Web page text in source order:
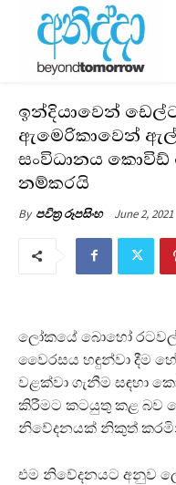
ඉන්දියාවෙන්
ඇමෙරිකාවෙන්
සංවිධානය කොවිඩ්
නම්කරයි
By පවිත්‍ර රූපසිංහ June 2, 2021
ලෝකයේ බොහෝ
වෛරසය හඳුන්වා දීම
වළක්වා ගැනීම සඳහා
කිරීමට කටයුතු කළ බව
නිවේදනයක් නිකුත් කරමින්
එම නිවේදනයට අනුව